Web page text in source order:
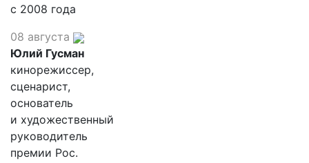
с 2008 года
08 августа
Юлий Гусман
кинорежиссер,
сценарист,
основатель
и художественный
руководитель
премии Рос.